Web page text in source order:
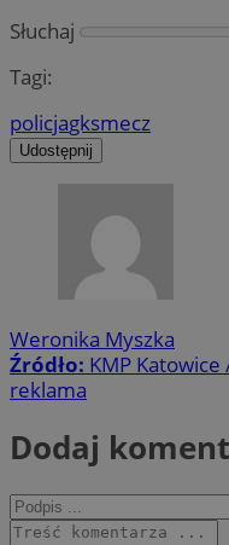
Słuchaj
Tagi:
policjagksmecz
Udostępnij
Weronika Myszka
Źródło: KMP
reklama
Dodaj